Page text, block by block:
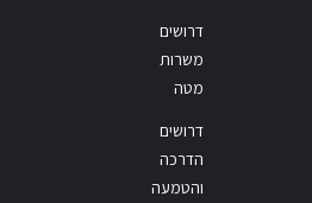
דרושים
משרות
מטה
דרושים
הדרכה
והטמעה